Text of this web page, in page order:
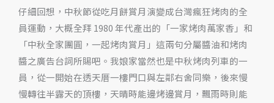
仔細回想，中秋節從吃月餅賞月演變成台灣瘋狂烤肉的全
員運動，大概全拜 1980 年代產出的「一家烤肉萬家香」和
「中秋全家團圓，一起烤肉賞月」這兩句分屬醬油和烤肉
醬之廣告台詞所賜吧。我娘家當然也是中秋烤肉列車的一
員，從一開始在透天厝一樓門口與左鄰右舍同樂，後來慢
慢轉往半露天的頂樓，天晴時能邊烤邊賞月，飄雨時則能
好
搭
的
葡
萄
酒